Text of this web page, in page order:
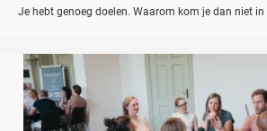
Je hebt genoeg doelen. Waarom kom je dan niet in